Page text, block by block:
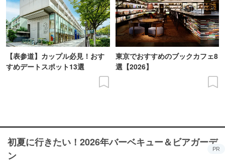
【表参道】カップル必見！おす
すめデートスポット13選
東京でおすすめのブックカフェ8
選【2026】
初夏に行きたい！2026年バーベキュー＆ビアガーデ
ン
PR